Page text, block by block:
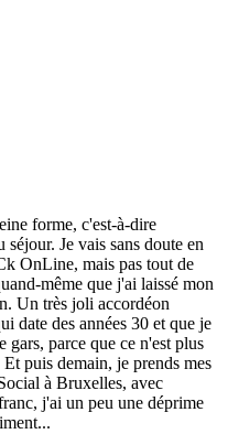
forme, c'est-à-dire
Je vais sans doute en
OnLine, mais pas tout de
même que j'ai laissé mon
Un très joli accordéon
date des années 30 et que je
gars, parce que ce n'est plus
puis demain, je prends mes
à Bruxelles, avec
j'ai un peu une déprime